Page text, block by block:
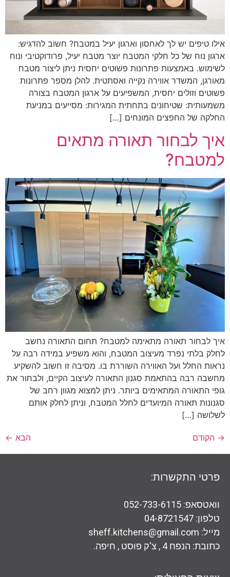
אילו טיפים יש לך לאחסון וארגון יעיל במטבח? חשוב להדגיש:
ארגון נוח של כל חלקי המטבח יוצר מטבח יעיל, פרודוקטיבי ונוח
לשימוש. באמצעות פתרונות פשוטים יחסית ניתן ליצור מטבח
מאורגן, המשדר אווירה נקייה ואסתטית. להלן מספר פתרונות
פשוטים וזולים יחסית, המשפיעים על ארגון המטבח בצורה
משמעותית: שטיחונים בתחתית המגירות: מסייעים במניעת
החלקה של החפצים המונחים […]
איך לבחור תאורה מתאים
למטבח?
איך לבחור תאורה מתאימה למטבח? תחום התאורה נחשב
לחלק בלתי נפרד מעיצוב המטבח, והוא משפיע במידה רבה על
נראות החלל ועל האווירה השוררת בו. מסיבה זו חשוב להשקיע
מחשבה רבה בהתאמת סגנון התאורה לעיצוב הקיים, ולבחור את
גופי התאורה המתאימים ביותר. ניתן למצוא מגוון רחב של
סגנונות תאורה המיועדים לחלל המטבח, וניתן לחלק אותם
לשלושה […]
→ הקודם הבא ←
פרטי התקשרות:
וואטסאפ: 052-733-6115
טלפון: 04-8721547
מייל: sheff.kitchens@gmail.com
כתובת: הנפח 4 , צ'ק פוסט , חיפה.